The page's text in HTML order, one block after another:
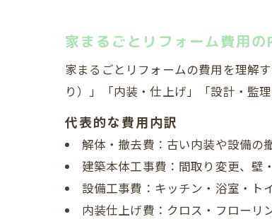
家まるごとリフォーム費用の
家まるごとリフォームの費用を理解
り）」「内装・仕上げ」「設計・監
代表的な費用内訳
解体・撤去費：古い内装や設備の
建築本体工事費：間取り変更、壁
設備工事費：キッチン・浴室・ト
内装仕上げ費：クロス・フローリ